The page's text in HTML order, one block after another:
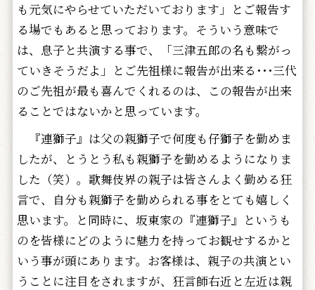
も元気にやらせていただいております」とご報告す
る場でもあると思っております。そういう意味で
は、息子と共演する事で、「三津五郎の名も繋がっ
ていきそうだよ」とご先祖様に報告が出来る･･･三代
のご先祖が最も喜んでくれるのは、この報告が出来
ることではないかと思っています。
『連獅子』は父の親獅子で何度も仔獅子を勤めま
したが、とうとう私も親獅子を勤めるようになりま
した（笑）。歌舞伎界の親子は皆さんよく勤める狂
言で、自分も親獅子を勤められる事をとても嬉しく
思います。と同時に、坂東家の『連獅子』というも
のを皆様にどのように魅力を持ってお観せするかと
いう事が頭にあります。お客様は、親子の共演とい
うことに注目をされますが、狂言師右近と左近は親